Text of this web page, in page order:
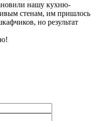
нашу кухню-
стенам, им пришлось
но результат